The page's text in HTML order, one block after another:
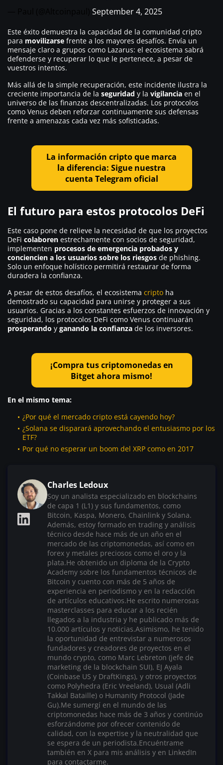
September 4, 2025
Este éxito demuestra la capacidad de la comunidad cripto
para movilizarse frente a los mayores desafíos. Envía un
mensaje claro a grupos como Lazarus: el ecosistema sabrá
defenderse y recuperar lo que le pertenece, a pesar de
vuestros intentos.
Más allá de la simple recuperación, este incidente ilustra la
creciente importancia de la seguridad y la vigilancia en el
universo de las finanzas descentralizadas. Los protocolos
como Venus deben reforzar continuamente sus defensas
frente a amenazas cada vez más sofisticadas.
La información cripto que marca
la diferencia: Sigue nuestra
cuenta Telegram oficial
El futuro para estos protocolos DeFi
Este caso pone de relieve la necesidad de que los proyectos
DeFi colaboren estrechamente con socios de seguridad,
implementen procesos de emergencia probados y
conciencien a los usuarios sobre los riesgos de phishing.
Solo un enfoque holístico permitirá restaurar de forma
duradera la confianza.
A pesar de estos desafíos, el ecosistema cripto ha
demostrado su capacidad para unirse y proteger a sus
usuarios. Gracias a los constantes esfuerzos de innovación y
seguridad, los protocolos DeFi como Venus continuarán
prosperando y ganando la confianza de los inversores.
¡Compra tus criptomonedas en
Bitget ahora mismo!
En el mismo tema:
¿Por qué el mercado cripto está cayendo hoy?
¿Solana se disparará aprovechando el entusiasmo por los
ETF?
Por qué no esperar un boom del XRP como en 2017
Charles Ledoux
Soy un analista especializado en blockchains
de capa 1 (L1) y sus fundamentos, como
Bitcoin, Kaspa, Monero, Chainlink y Solana.
Además, estoy formado en trading y análisis
técnico desde hace más de un año en el
mercado de las criptomonedas, así como en
forex y metales preciosos como el oro y la
plata.He obtenido un diploma de la Crypto
Academy sobre los fundamentos técnicos de
Bitcoin y cuento con más de 5 años de
experiencia en periodismo y en la redacción
de artículos educativos.He escrito numerosas
masterclasses para educar a los recién
llegados a la industria y he publicado más de
10.000 artículos y noticias.Asimismo, he tenido
la oportunidad de entrevistar a numerosos
fundadores y creadores de proyectos en el
mundo crypto, como Marc Lebreton (jefe de
marketing de la blockchain SUI), EJ Ayala
(Coinbase US y DraftKings), y otros proyectos
como Polyhedra (Eric Vreeland), Usual (Adli
Takkal Bataille) o Humanity Protocol (Jade
Gu).Me sumergí en el mundo de las
criptomonedas hace más de 3 años y continúo
esforzándome por ofrecer contenido de
calidad, con la expertise y la neutralidad que
se espera de un periodista.Encuéntrame
también en X para mis análisis y en LinkedIn
para contactarme.